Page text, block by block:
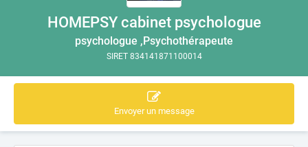
HOMEPSY cabinet psychologue
psychologue ,Psychothérapeute
SIRET 834141871100014
Envoyer un message